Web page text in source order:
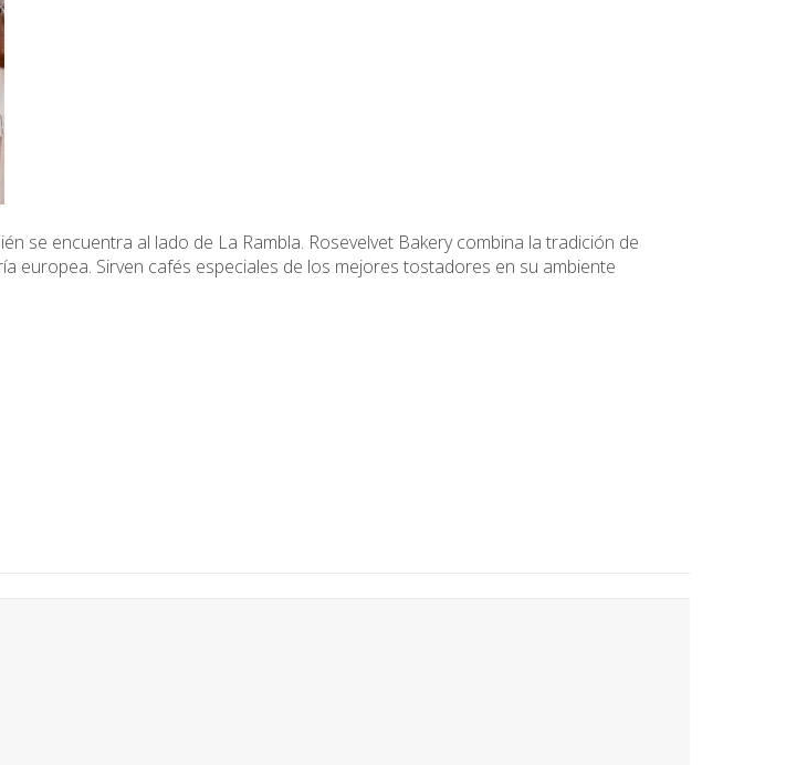
se encuentra al lado de La Rambla. Rosevelvet Bakery combina la tradición de
europea. Sirven cafés especiales de los mejores tostadores en su ambiente